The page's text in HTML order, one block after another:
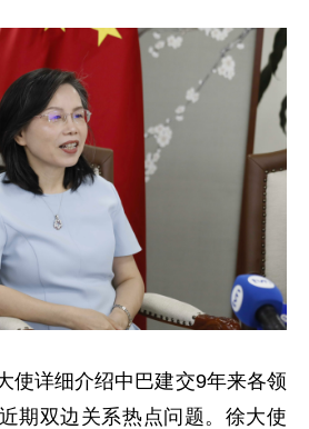
使详细介绍中巴建交9年来各领
期双边关系热点问题。徐大使